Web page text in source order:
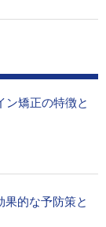
ン矯正の特徴と
果的な予防策と